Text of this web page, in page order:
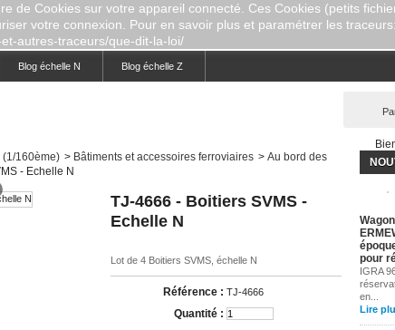
Blog échelle N Blog échelle Z
(1/160ème) > Bâtiments et accessoires ferroviaires > Au bord des
- Echelle N
TJ-4666 - Boitiers SVMS -
Echelle N
Lot de 4 Boitiers SVMS, échelle N
Référence : TJ-4666
Quantité :
pour
IGRA
en...
Lire
de Cookies sur votre appareil connecté. Ces Cookies (petits
votre connexion. Pour en savoir plus et paramétrer les
autres-traceurs/que-dit-la-loi/